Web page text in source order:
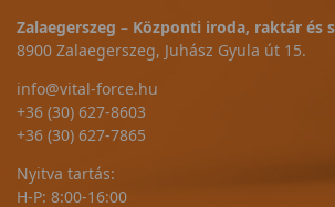
Zalaegerszeg – Központi iroda, raktár és
8900 Zalaegerszeg, Juhász Gyula út 15.
info@vital-force.hu
+36 (30) 627-8603
+36 (30) 627-7865
Nyitva tartás:
H-P: 8:00-16:00